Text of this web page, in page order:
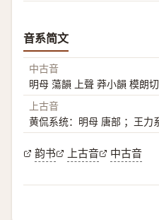
音系简文
中古音
明母 蕩韻 上聲 莽小韻 模朗切
上古音
黄侃系统：明母 唐部 ；王力
韵书 上古音 中古音